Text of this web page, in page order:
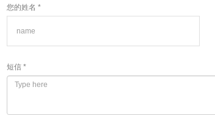
您的姓名 *
短信 *